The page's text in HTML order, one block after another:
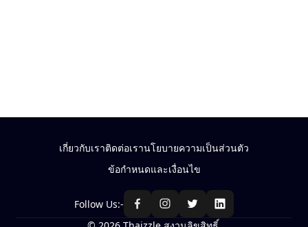
เกี่ยวกับเราติดต่อเรานโยบายความเป็นส่วนตัว
ข้อกำหนดและเงื่อนไข
Follow Us:-